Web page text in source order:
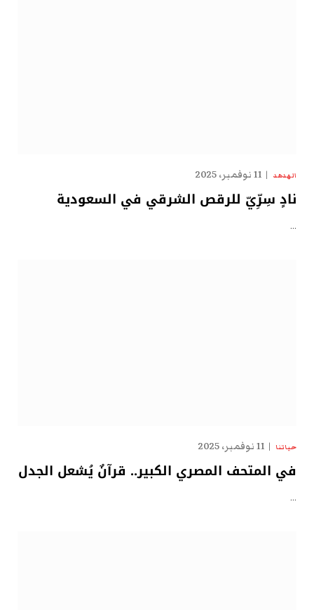
الهدهد 11 نوفمبر، 2025
نادٍ سِرِّيّ للرقص الشرقي في السعودية
…
حياتنا 11 نوفمبر، 2025
في المتحف المصري الكبير.. قرآنٌ يُشعل الجدل
…